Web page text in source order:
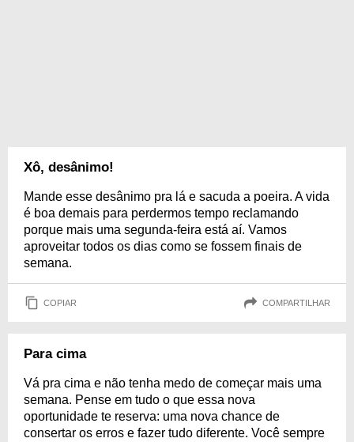
Xô, desânimo!
Mande esse desânimo pra lá e sacuda a poeira. A vida
é boa demais para perdermos tempo reclamando
porque mais uma segunda-feira está aí. Vamos
aproveitar todos os dias como se fossem finais de
semana.
COPIAR COMPARTILHAR
Para cima
Vá pra cima e não tenha medo de começar mais uma
semana. Pense em tudo o que essa nova
oportunidade te reserva: uma nova chance de
consertar os erros e fazer tudo diferente. Você sempre